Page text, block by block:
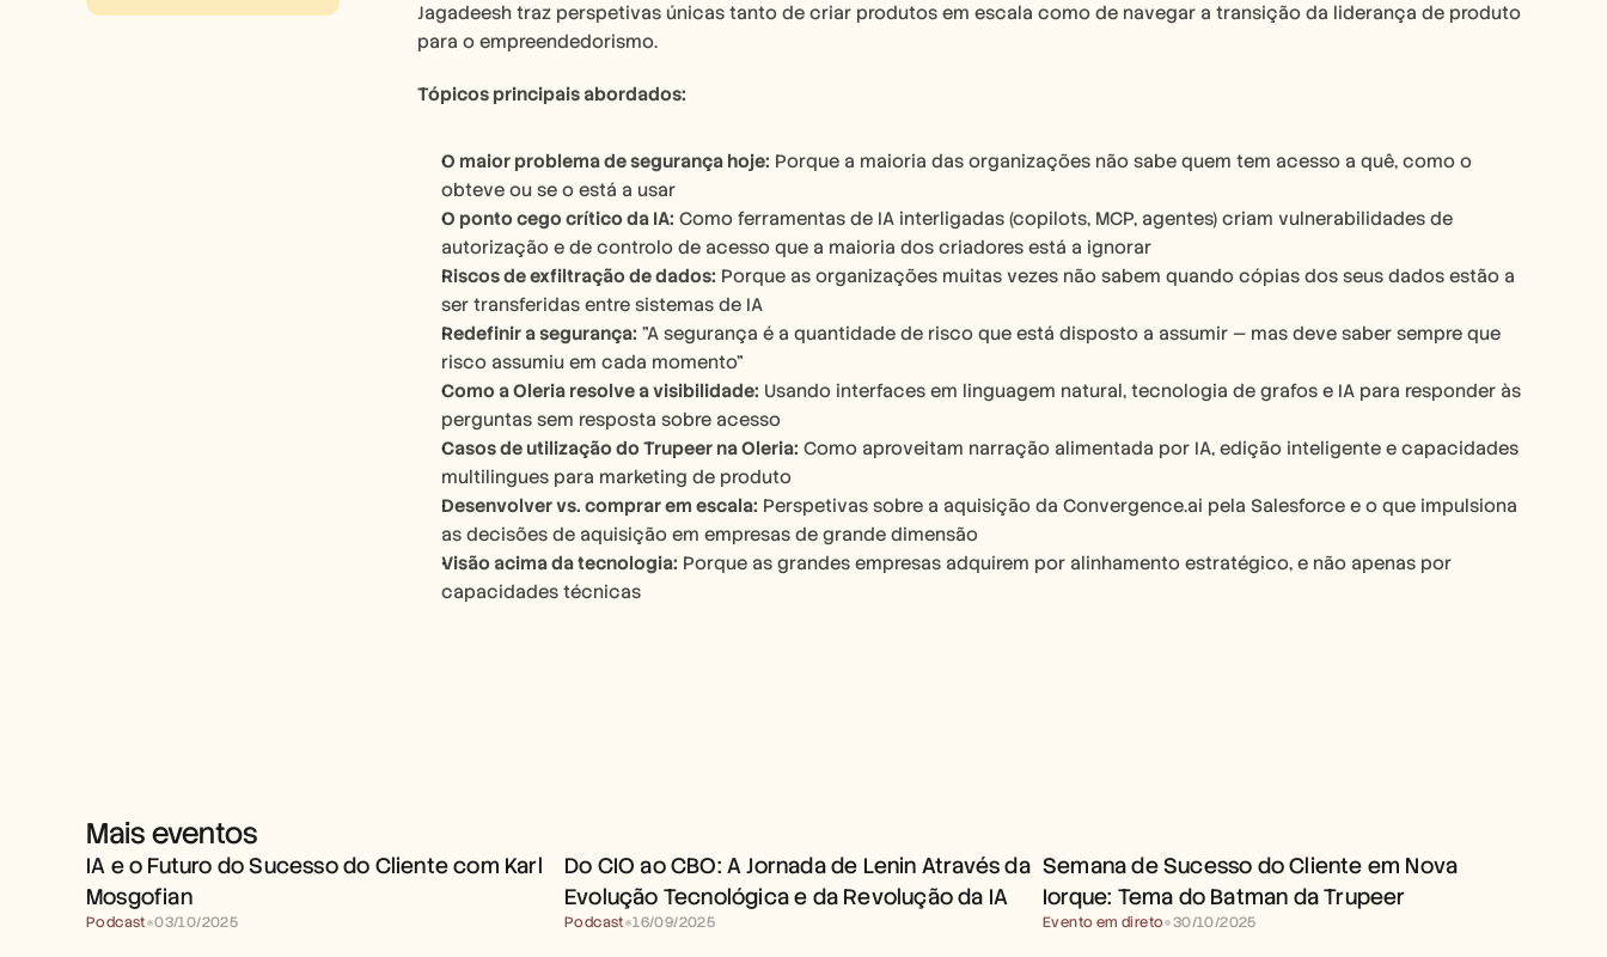
Jagadeesh traz perspetivas únicas tanto de criar produtos em escala como de navegar a transição da liderança de produto
para o empreendedorismo.
Tópicos principais abordados:
O maior problema de segurança hoje: Porque a maioria das organizações não sabe quem tem acesso a quê, como o
obteve ou se o está a usar
O ponto cego crítico da IA: Como ferramentas de IA interligadas (copilots, MCP, agentes) criam vulnerabilidades de
autorização e de controlo de acesso que a maioria dos criadores está a ignorar
Riscos de exfiltração de dados: Porque as organizações muitas vezes não sabem quando cópias dos seus dados estão a
ser transferidas entre sistemas de IA
Redefinir a segurança: "A segurança é a quantidade de risco que está disposto a assumir — mas deve saber sempre que
risco assumiu em cada momento"
Como a Oleria resolve a visibilidade: Usando interfaces em linguagem natural, tecnologia de grafos e IA para responder às
perguntas sem resposta sobre acesso
Casos de utilização do Trupeer na Oleria: Como aproveitam narração alimentada por IA, edição inteligente e capacidades
multilingues para marketing de produto
Desenvolver vs. comprar em escala: Perspetivas sobre a aquisição da Convergence.ai pela Salesforce e o que impulsiona
as decisões de aquisição em empresas de grande dimensão
Visão acima da tecnologia: Porque as grandes empresas adquirem por alinhamento estratégico, e não apenas por
capacidades técnicas
Mais eventos
IA e o Futuro do Sucesso do Cliente com Karl
Mosgofian
Podcast●03/10/2025
Do CIO ao CBO: A Jornada de Lenin Através da
Evolução Tecnológica e da Revolução da IA
Podcast●16/09/2025
Semana de Sucesso do Cliente em Nova
Iorque: Tema do Batman da Trupeer
Evento em direto●30/10/2025